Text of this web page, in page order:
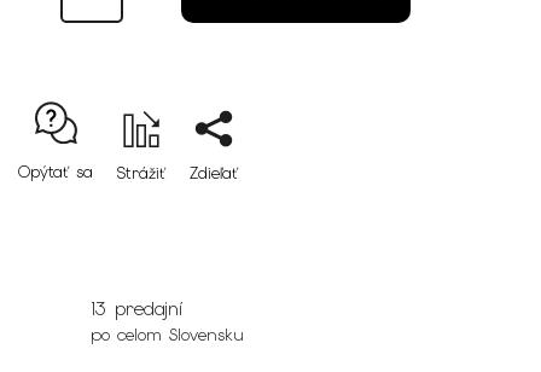
Opýtať sa Strážiť Zdieľať
13 predajní
po celom Slovensku